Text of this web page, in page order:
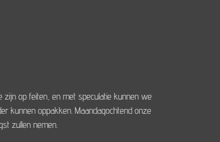
op feiten, en met speculatie kunnen we
kunnen oppakken. Maandagochtend onze
zullen nemen.